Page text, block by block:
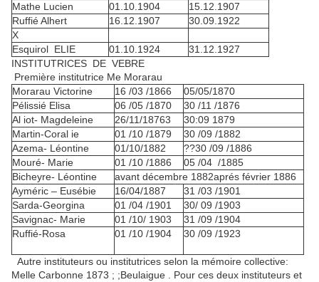
Mathe Lucien
01.10.1904
15.12.1907
Ruffié Alhert
16.12.1907
30.09.1922
X
Esquirol ELIE
01.10.1924
31.12.1927
INSTITUTRICES DE VEBRE
Première institutrice Me Morarau
Morarau Victorine
16 /03 /1866
05/05/1870
Pélissié Elisa
06 /05 /1870
30 /11 /1876
Al iot- Magdeleine
26/11/18763
30:09 1879
Martin-Coral ie
01 /10 /1879
30 /09 /1882
Azema- Léontine
01/10/1882
??30 /09 /1886
Mouré- Marie
01 /10 /1886
05 /04 /1885
Bicheyre- Léontine
avant décembre 1882aprés février 1886
Ayméric – Eusébie
16/04/1887
31 /03 /1901
Sarda-Georgina
01 /04 /1901
30/ 09 /1903
Savignac- Marie
01 /10/ 1903
31 /09 /1904
Ruffié-Rosa
01 /10 /1904 30 /09 /1923
Autre instituteurs ou institutrices selon la mémoire collective:
Melle Carbonne 1873 ; ;Beulaigue . Pour ces deux instituteurs et